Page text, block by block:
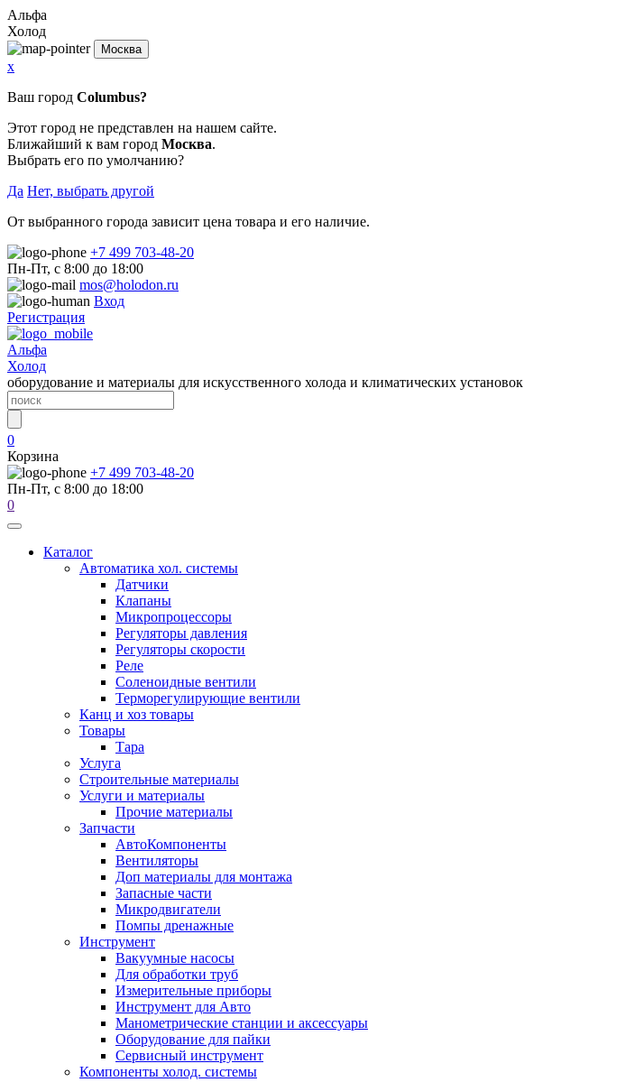
Альфа
Холод
Москва
x
Ваш город Columbus?
Этот город не представлен на нашем сайте.
Ближайший к вам город Москва.
Выбрать его по умолчанию?
Да Нет, выбрать другой
От выбранного города зависит цена товара и его наличие.
+7 499 703-48-20
Пн-Пт, с 8:00 до 18:00
mos@holodon.ru
Вход
Регистрация
Альфа
Холод
оборудование и материалы для искусственного холода и климатических установок
0
Корзина
+7 499 703-48-20
Пн-Пт, с 8:00 до 18:00
0
Каталог
Автоматика хол. системы
Датчики
Клапаны
Микропроцессоры
Регуляторы давления
Регуляторы скорости
Реле
Соленоидные вентили
Терморегулирующие вентили
Канц и хоз товары
Товары
Тара
Услуга
Строительные материалы
Услуги и материалы
Прочие материалы
Запчасти
АвтоКомпоненты
Вентиляторы
Доп материалы для монтажа
Запасные части
Микродвигатели
Помпы дренажные
Инструмент
Вакуумные насосы
Для обработки труб
Измерительные приборы
Инструмент для Авто
Манометрические станции и аксессуары
Оборудование для пайки
Сервисный инструмент
Компоненты холод. системы